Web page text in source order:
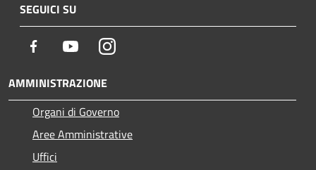
SEGUICI SU
Facebook YoutubeInstagram
AMMINISTRAZIONE
Organi di Governo
Aree Amministrative
Uffici